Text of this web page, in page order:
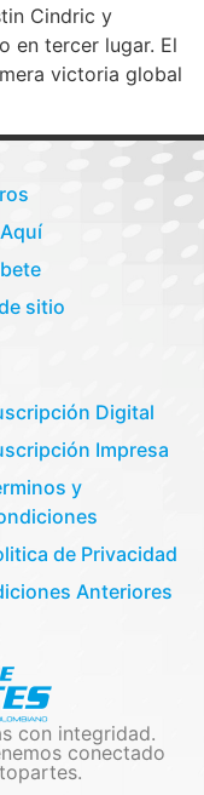
Cindric y
en tercer lugar. El
victoria global
sitio
Digital
Impresa
y
de Privacidad
Anteriores
con integridad.
conectado